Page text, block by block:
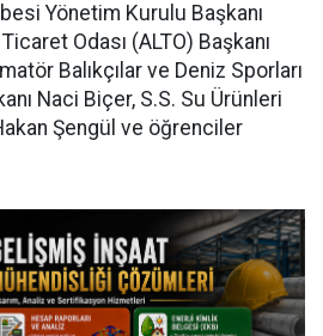
Yönetim Kurulu Başkanı
Odası (ALTO) Başkanı
Balıkçılar ve Deniz Sporları
Naci Biçer, S.S. Su Ürünleri
Şengül ve öğrenciler